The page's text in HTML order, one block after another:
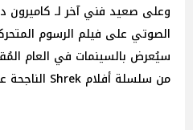
وعلى صعيد فني آخر لـ كاميرون
من سلسلة أفلام Shrek الناجحة عالمياً.